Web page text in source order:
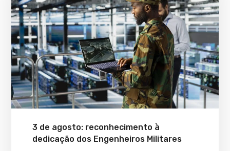
3 de agosto: reconhecimento à
dedicação dos Engenheiros Militares